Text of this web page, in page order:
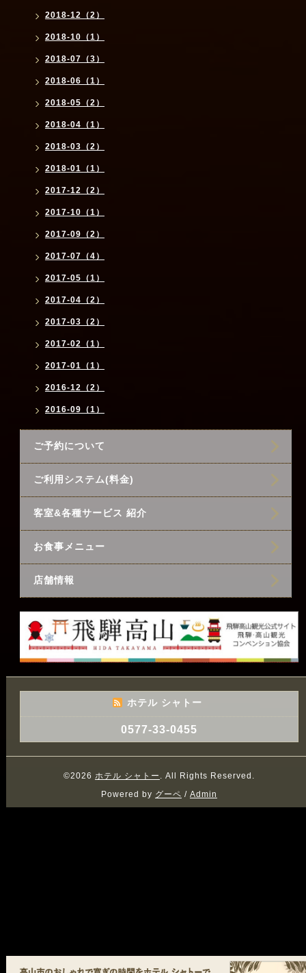
2018-12（2）
2018-10（1）
2018-07（3）
2018-06（1）
2018-05（2）
2018-04（1）
2018-03（2）
2018-01（1）
2017-12（2）
2017-10（1）
2017-09（2）
2017-07（4）
2017-05（1）
2017-04（2）
2017-03（2）
2017-02（1）
2017-01（1）
2016-12（2）
2016-09（1）
ご予約について
ご利用システム(料金)
客室&各種サービス 紹介
お食事メニュー
店舗情報
ホテル シャトー
0577-33-0455
©2026 ホテル シャトー
. All Rights Reserved.
Powered by グーペ / Admin